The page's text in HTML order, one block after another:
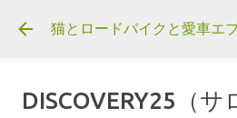
スキップしてメイン コ
DISCOVERY25（